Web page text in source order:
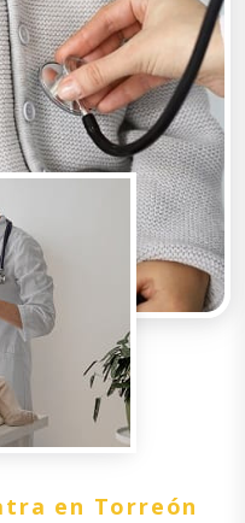
en Torreón